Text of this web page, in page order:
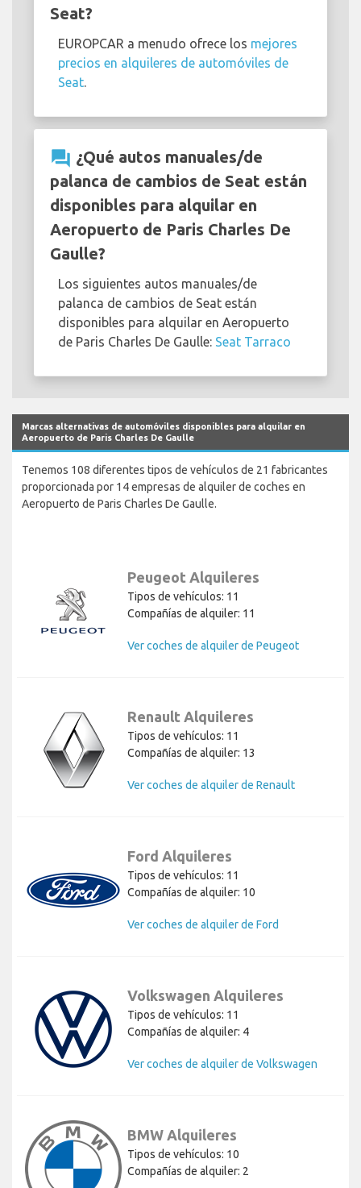
Seat?
EUROPCAR a menudo ofrece los mejores
precios en alquileres de automóviles de
Seat.
question_answer ¿Qué autos manuales/de
palanca de cambios de Seat están
disponibles para alquilar en
Aeropuerto de Paris Charles De
Gaulle?
Los siguientes autos manuales/de
palanca de cambios de Seat están
disponibles para alquilar en Aeropuerto
de Paris Charles De Gaulle: Seat Tarraco
Marcas alternativas de automóviles disponibles para alquilar en
Aeropuerto de Paris Charles De Gaulle
Tenemos 108 diferentes tipos de vehículos de 21 fabricantes
proporcionada por 14 empresas de alquiler de coches en
Aeropuerto de Paris Charles De Gaulle.
Peugeot Alquileres
Tipos de vehículos: 11
Compañías de alquiler: 11
Ver coches de alquiler de Peugeot
Renault Alquileres
Tipos de vehículos: 11
Compañías de alquiler: 13
Ver coches de alquiler de Renault
Ford Alquileres
Tipos de vehículos: 11
Compañías de alquiler: 10
Ver coches de alquiler de Ford
Volkswagen Alquileres
Tipos de vehículos: 11
Compañías de alquiler: 4
Ver coches de alquiler de Volkswagen
BMW Alquileres
Tipos de vehículos: 10
Compañías de alquiler: 2